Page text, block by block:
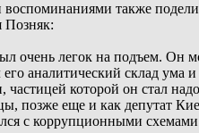
также
Позняк:
очень легок на подъем. Он
его аналитический склад
которой он стал
позже еще и как депутат
с коррупционными